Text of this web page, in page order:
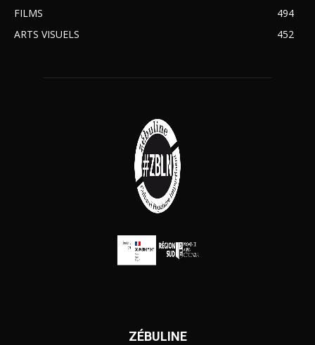
FILMS
494
ARTS VISUELS
452
ZÉBULINE